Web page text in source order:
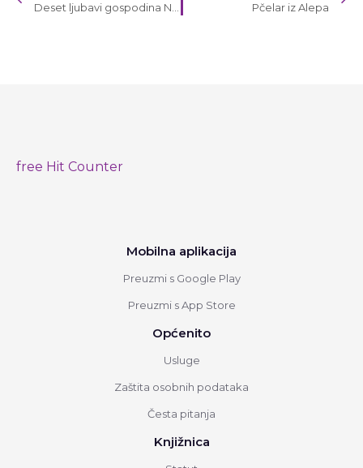
Pčelar iz Alepa
free Hit Counter
Mobilna aplikacija
Preuzmi s Google Play
Preuzmi s App Store
Općenito
Usluge
Zaštita osobnih podataka
Česta pitanja
Knjižnica